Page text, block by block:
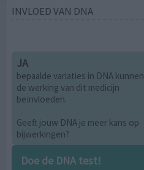
INVLOED VAN DNA
JA
bepaalde variaties in DNA kunnen
de werking van dit medicijn
beïnvloeden.
Geeft jouw DNA je meer kans op
bijwerkingen?
Doe de DNA test!